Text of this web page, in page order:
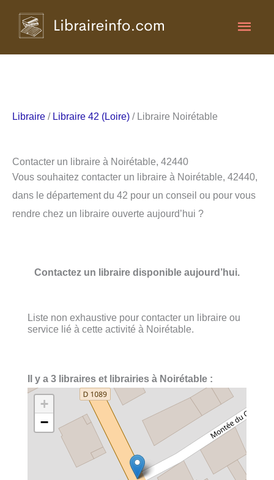
Libraire / Libraire 42 (Loire) / Libraire Noirétable
Contacter un libraire à Noirétable, 42440
Vous souhaitez contacter un libraire à Noirétable, 42440,
dans le département du 42 pour un conseil ou pour vous
rendre chez un libraire ouverte aujourd’hui ?
Contactez un libraire disponible aujourd’hui.
Liste non exhaustive pour contacter un libraire ou
service lié à cette activité à Noirétable.
Il y a 3 libraires et librairies à Noirétable :
+
−